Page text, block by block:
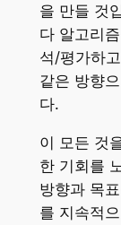
을 만들 것
다 알고리
석/평가하
같은 방향
다.
이 모든 것
한 기회를
방향과 목
를 지속적